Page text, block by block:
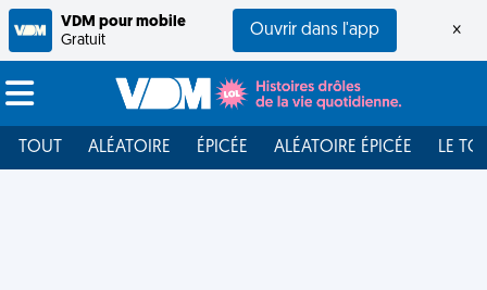
VDM pour mobile
Gratuit
Ouvrir dans l'app ×
TOUT ALÉATOIRE ÉPICÉE ALÉATOIRE ÉPICÉE LE